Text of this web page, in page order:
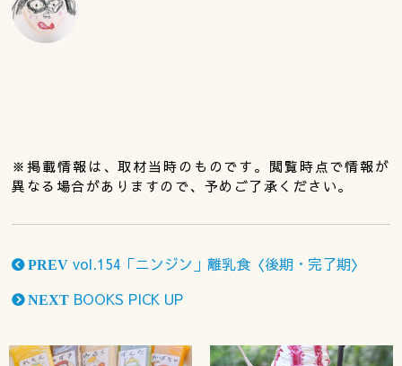
※掲載情報は、取材当時のものです。閲覧時点で情報が
異なる場合がありますので、予めご了承ください。
PREV vol.154「ニンジン」離乳食〈後期・完了期〉
NEXT BOOKS PICK UP